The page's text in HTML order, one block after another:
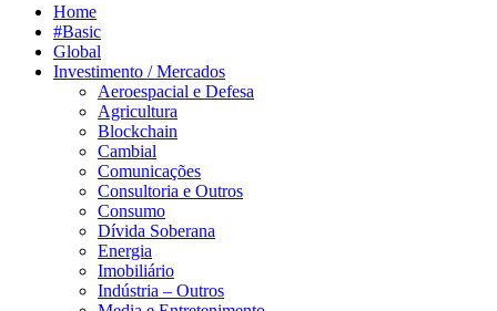
Home
#Basic
Global
Investimento / Mercados
Aeroespacial e Defesa
Agricultura
Blockchain
Cambial
Comunicações
Consultoria e Outros
Consumo
Dívida Soberana
Energia
Imobiliário
Indústria – Outros